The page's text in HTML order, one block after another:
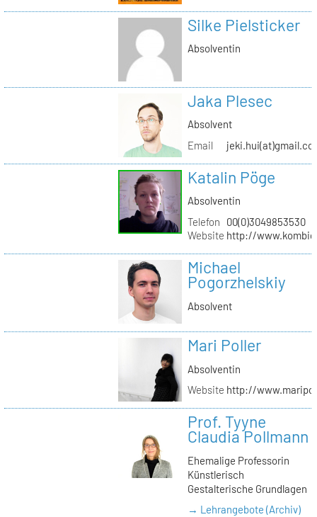
Silke Pielsticker
Absolventin
Jaka Plesec
Absolvent
Email
Katalin Pöge
Absolventin
Telefon
00(0)3049853530
Website http://
Michael
Pogorzhelskiy
Absolvent
Mari Poller
Absolventin
Website http://
Prof. Tyyne
Claudia Pollmann
Ehemalige Professorin
Künstlerisch
Gestalterische Grundlagen
→ Lehrangebote (Archiv)